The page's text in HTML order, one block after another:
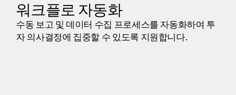
워크플로 자동화
수동 보고 및 데이터 수집 프로세스를 자동화하여 투
자 의사결정에 집중할 수 있도록 지원합니다.